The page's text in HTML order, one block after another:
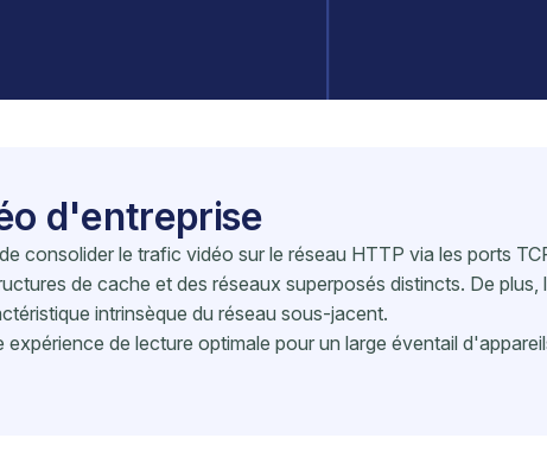
d'entreprise
consolider le trafic vidéo sur le réseau HTTP via les ports
de cache et des réseaux superposés distincts. De plus,
intrinsèque du réseau sous-jacent.
de lecture optimale pour un large éventail